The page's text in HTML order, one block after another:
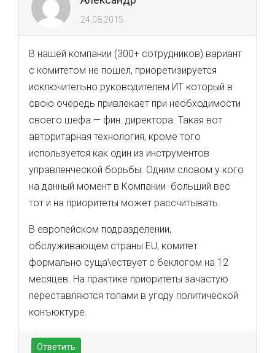
24.08.2015
В нашей компании (300+ сотрудников) вариант
с комитетом не пошел, приоретизируется
исключительно руководителем ИТ который в
свою очередь привлекает при необходимости
своего шефа — фин. директора. Такая вот
авторитарная технология, кроме того
используется как один из инструментов
управленческой борьбы. Одним словом у кого
на данный момент в Компании больший вес
тот и на приоритеты может рассчитывать.
В европейском подразделении,
обслуживающем страны EU, комитет
формально суща\ествует с беклогом на 12
месяцев. На практике приоритеты зачастую
переставляются топами в угоду политической
конъюктуре.
Ответить